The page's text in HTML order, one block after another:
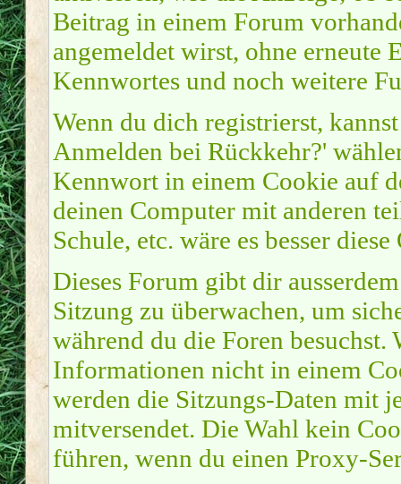
Beitrag in einem Forum
angemeldet wirst, ohne erneute
Kennwortes und noch weitere
Wenn du dich registrierst,
Anmelden bei Rückkehr?'
Kennwort in einem Cookie auf
deinen Computer mit anderen
Schule, etc. wäre es besser
Dieses Forum gibt dir
Sitzung zu überwachen, um
während du die Foren besuchst.
Informationen nicht in einem
werden die Sitzungs-Daten mit
mitversendet. Die Wahl kein
führen, wenn du einen Proxy-